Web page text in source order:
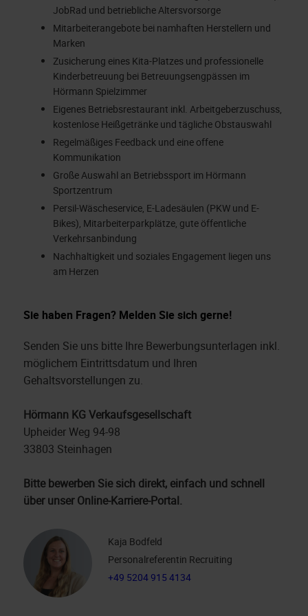
JobRad und betriebliche Altersvorsorge
Mitarbeiterangebote bei namhaften Herstellern und
Marken
Zusicherung eines Kita-Platzes und professionelle
Kinderbetreuung bei Betreuungsengpässen im
Hörmann Spielzimmer
Eigenes Betriebsrestaurant inkl. Arbeitgeberzuschuss,
kostenlose Heißgetränke und tägliche Obstauswahl
Regelmäßiges Feedback und eine offene
Kommunikation
Große Auswahl an Betriebssport im Hörmann
Sportzentrum
Persil-Wäscheservice, E-Ladesäulen (PKW und E-
Bikes), Mitarbeiterparkplätze, gute öffentliche
Verkehrsanbindung
Nachhaltigkeit und soziales Engagement liegen uns
am Herzen
Sie haben Fragen? Melden Sie sich gerne!
Senden Sie uns bitte Ihre Bewerbungsunterlagen inkl.
möglichem Eintrittsdatum und Ihren
Gehaltsvorstellungen zu.
Hörmann KG Verkaufsgesellschaft
Upheider Weg 94-98
33803 Steinhagen
Bitte bewerben Sie sich direkt, einfach und schnell
über unser Online-Karriere-Portal.
Kaja Bodfeld
Personalreferentin Recruiting
+49 5204 915 4134